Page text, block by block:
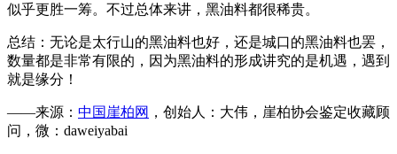
似乎更胜一筹。不过总体来讲，黑油料都很稀贵。
总结：无论是太行山的黑油料也好，还是城口的黑油料也罢，
数量都是非常有限的，因为黑油料的形成讲究的是机遇，遇到
就是缘分！
——来源： 中国崖柏网 ，创始人：大伟，崖柏协会鉴定收藏顾
问，微：daweiyabai